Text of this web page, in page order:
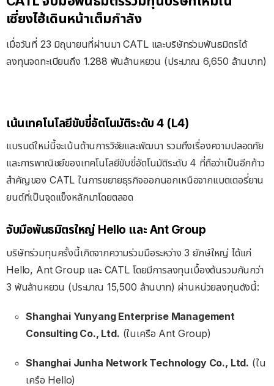
เซี่ยงไฮ้เดินหน้าเต็มกำลัง
เมื่อวันที่ 23 มิถุนายนที่ผ่านมา CATL และบริษัทร่วมพันธมิตรได้
ลงทุนจดทะเบียนถึง 1.288 พันล้านหยวน (ประมาณ 6,650 ล้านบาท)
เน้นเทคโนโลยีขับขี่อัตโนมัติระดับ 4 (L4)
แบรนด์ใหม่นี้จะเน้นด้านการวิจัยและพัฒนา รวมถึงเรื่องความปลอดภัย
และการพาณิชย์ของเทคโนโลยีขับขี่อัตโนมัติระดับ 4 ที่ถือว่าเป็นอีกก้าว
สำคัญของ CATL ในการขยายธุรกิจออกนอกเหนือจากแบตเตอรี่ยาน
ยนต์ที่เป็นจุดแข็งหลักมาโดยตลอด
จับมือพันธมิตรใหญ่ Hello และ Ant Group
บริษัทร่วมทุนครั้งนี้เกิดจากความร่วมมือระหว่าง 3 ยักษ์ใหญ่ ได้แก่
Hello, Ant Group และ CATL โดยมีการลงทุนเบื้องต้นรวมกันกว่า
3 พันล้านหยวน (ประมาณ 15,500 ล้านบาท) ผ่านหน่วยลงทุนดังนี้:
Shanghai Yunyang Enterprise Management
Consulting Co., Ltd. (ในเครือ Ant Group)
Shanghai Junha Network Technology Co., Ltd. (ใน
เครือ Hello)